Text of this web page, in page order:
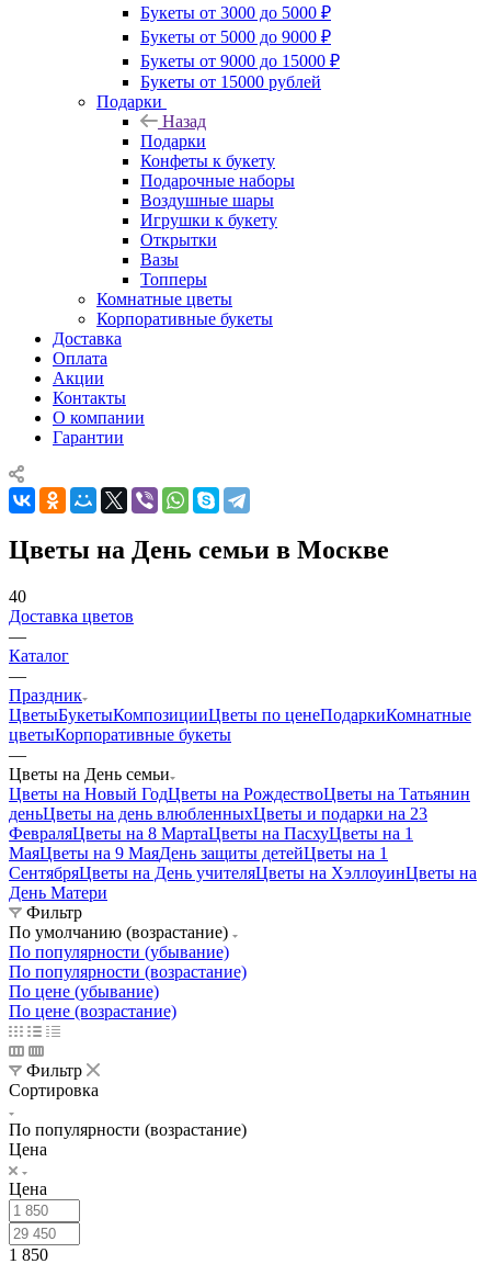
Букеты от 3000 до 5000 ₽
Букеты от 5000 до 9000 ₽
Букеты от 9000 до 15000 ₽
Букеты от 15000 рублей
Подарки
Назад
Подарки
Конфеты к букету
Подарочные наборы
Воздушные шары
Игрушки к букету
Открытки
Вазы
Топперы
Комнатные цветы
Корпоративные букеты
Доставка
Оплата
Акции
Контакты
О компании
Гарантии
Цветы на День семьи в Москве
40
Доставка цветов
—
Каталог
—
Праздник
ЦветыБукетыКомпозицииЦветы по ценеПодаркиКомнатные
цветыКорпоративные букеты
—
Цветы на День семьи
Цветы на Новый ГодЦветы на РождествоЦветы на Татьянин
деньЦветы на день влюбленныхЦветы и подарки на 23
ФевраляЦветы на 8 МартаЦветы на ПасхуЦветы на 1
МаяЦветы на 9 МаяДень защиты детейЦветы на 1
СентябряЦветы на День учителяЦветы на ХэллоуинЦветы на
День Матери
Фильтр
По умолчанию (возрастание)
По популярности (убывание)
По популярности (возрастание)
По цене (убывание)
По цене (возрастание)
Фильтр
Сортировка
По популярности (возрастание)
Цена
Цена
1 850